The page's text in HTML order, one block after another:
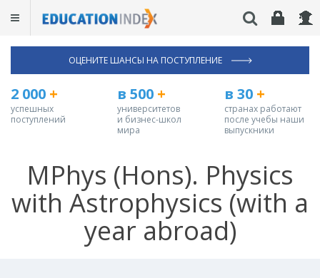
ОЦЕНИТЕ ШАНСЫ НА ПОСТУПЛЕНИЕ
2 000 +
успешных
поступлений
в 500 +
университетов
и бизнес-школ
мира
в 30+
странах работают
после учебы наши
выпускники
MPhys (Hons). Physics
with Astrophysics (with a
year abroad)